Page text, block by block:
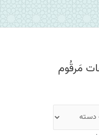
مَرقُوم